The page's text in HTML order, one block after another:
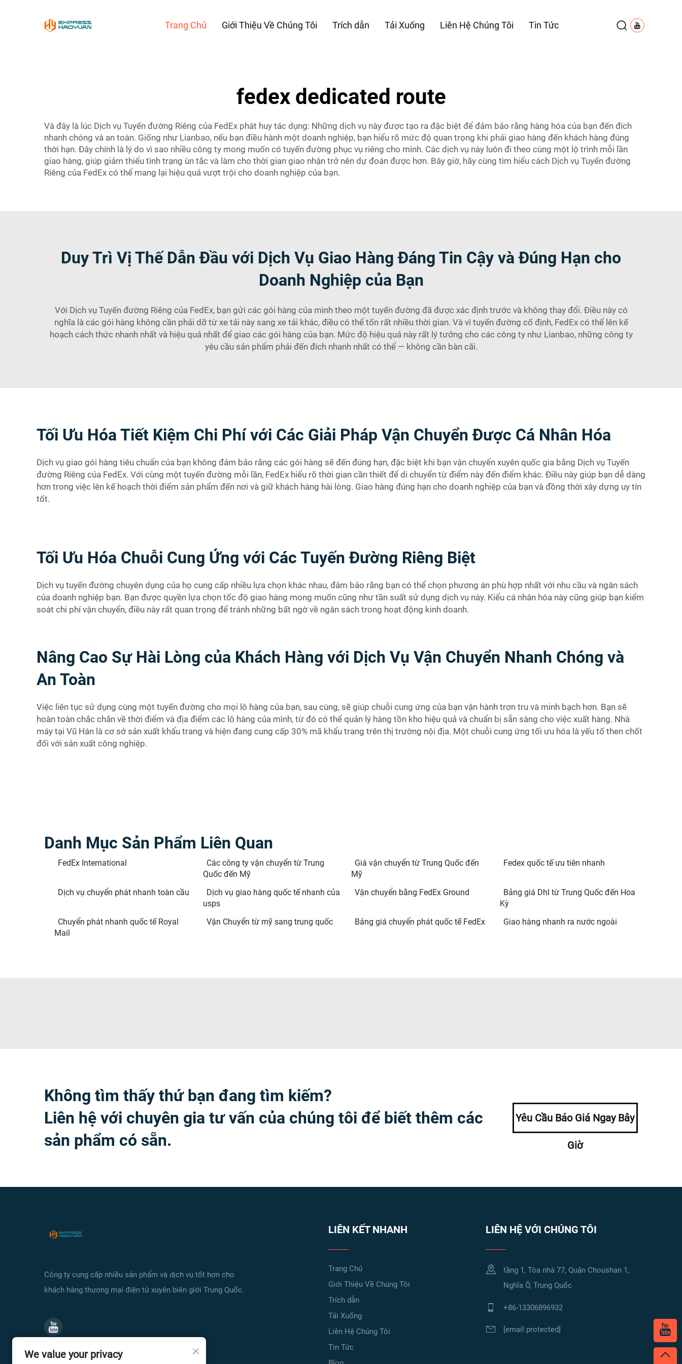
Trang Chủ Giới Thiệu Về Chúng Tôi Trích dẫn Tải Xuống Liên Hệ Chúng Tôi Tin Tức
fedex dedicated route
Và đây là lúc Dịch vụ Tuyến đường Riêng của FedEx phát huy tác dụng: Những dịch vụ này được tạo ra đặc biệt để đảm bảo rằng hàng hóa của bạn đến đích
nhanh chóng và an toàn. Giống như Lianbao, nếu bạn điều hành một doanh nghiệp, bạn hiểu rõ mức độ quan trọng khi phải giao hàng đến khách hàng đúng
thời hạn. Đây chính là lý do vì sao nhiều công ty mong muốn có tuyến đường phục vụ riêng cho mình. Các dịch vụ này luôn đi theo cùng một lộ trình mỗi lần
giao hàng, giúp giảm thiểu tình trạng ùn tắc và làm cho thời gian giao nhận trở nên dự đoán được hơn. Bây giờ, hãy cùng tìm hiểu cách Dịch vụ Tuyến đường
Riêng của FedEx có thể mang lại hiệu quả vượt trội cho doanh nghiệp của bạn.
Duy Trì Vị Thế Dẫn Đầu với Dịch Vụ Giao Hàng Đáng Tin Cậy và Đúng Hạn cho
Doanh Nghiệp của Bạn
Với Dịch vụ Tuyến đường Riêng của FedEx, bạn gửi các gói hàng của mình theo một tuyến đường đã được xác định trước và không thay đổi. Điều này có
nghĩa là các gói hàng không cần phải dỡ từ xe tải này sang xe tải khác, điều có thể tốn rất nhiều thời gian. Và vì tuyến đường cố định, FedEx có thể lên kế
hoạch cách thức nhanh nhất và hiệu quả nhất để giao các gói hàng của bạn. Mức độ hiệu quả này rất lý tưởng cho các công ty như Lianbao, những công ty
yêu cầu sản phẩm phải đến đích nhanh nhất có thể — không cần bàn cãi.
Tối Ưu Hóa Tiết Kiệm Chi Phí với Các Giải Pháp Vận Chuyển Được Cá Nhân Hóa
Dịch vụ giao gói hàng tiêu chuẩn của bạn không đảm bảo rằng các gói hàng sẽ đến đúng hạn, đặc biệt khi bạn vận chuyển xuyên quốc gia bằng Dịch vụ Tuyến
đường Riêng của FedEx. Với cùng một tuyến đường mỗi lần, FedEx hiểu rõ thời gian cần thiết để di chuyển từ điểm này đến điểm khác. Điều này giúp bạn dễ dàng
hơn trong việc lên kế hoạch thời điểm sản phẩm đến nơi và giữ khách hàng hài lòng. Giao hàng đúng hạn cho doanh nghiệp của bạn và đồng thời xây dựng uy tín
tốt.
Tối Ưu Hóa Chuỗi Cung Ứng với Các Tuyến Đường Riêng Biệt
Dịch vụ tuyến đường chuyên dụng của họ cung cấp nhiều lựa chọn khác nhau, đảm bảo rằng bạn có thể chọn phương án phù hợp nhất với nhu cầu và ngân sách
của doanh nghiệp bạn. Bạn được quyền lựa chọn tốc độ giao hàng mong muốn cũng như tần suất sử dụng dịch vụ này. Kiểu cá nhân hóa này cũng giúp bạn kiểm
soát chi phí vận chuyển, điều này rất quan trọng để tránh những bất ngờ về ngân sách trong hoạt động kinh doanh.
Nâng Cao Sự Hài Lòng của Khách Hàng với Dịch Vụ Vận Chuyển Nhanh Chóng và
An Toàn
Việc liên tục sử dụng cùng một tuyến đường cho mọi lô hàng của bạn, sau cùng, sẽ giúp chuỗi cung ứng của bạn vận hành trơn tru và minh bạch hơn. Bạn sẽ
hoàn toàn chắc chắn về thời điểm và địa điểm các lô hàng của mình, từ đó có thể quản lý hàng tồn kho hiệu quả và chuẩn bị sẵn sàng cho việc xuất hàng. Nhà
máy tại Vũ Hán là cơ sở sản xuất khẩu trang và hiện đang cung cấp 30% mã khẩu trang trên thị trường nội địa. Một chuỗi cung ứng tối ưu hóa là yếu tố then chốt
đối với sản xuất công nghiệp.
Danh Mục Sản Phẩm Liên Quan
FedEx International
Các công ty vận chuyển từ Trung
Quốc đến Mỹ
Giá vận chuyển từ Trung Quốc đến
Mỹ
Fedex quốc tế ưu tiên nhanh
Dịch vụ chuyển phát nhanh toàn cầu
Dịch vụ giao hàng quốc tế nhanh của
usps
Vận chuyển bằng FedEx Ground
Bảng giá Dhl từ Trung Quốc đến Hoa
Kỳ
Chuyển phát nhanh quốc tế Royal
Mail
Vận Chuyển từ mỹ sang trung quốc Bảng giá chuyển phát quốc tế FedEx Giao hàng nhanh ra nước ngoài
Không tìm thấy thứ bạn đang tìm kiếm?
Liên hệ với chuyên gia tư vấn của chúng tôi để biết thêm các
sản phẩm có sẵn.
Yêu Cầu Báo Giá Ngay Bây
Giờ
Công ty cung cấp nhiều sản phẩm và dịch vụ tốt hơn cho
khách hàng thương mại điện tử xuyên biên giới Trung Quốc.
LIÊN KẾT NHANH
Trang Chủ
Giới Thiệu Về Chúng Tôi
Trích dẫn
Tải Xuống
Liên Hệ Chúng Tôi
Tin Tức
LIÊN HỆ VỚI CHÚNG TÔI
tầng 1, Tòa nhà 77, Quận Choushan 1,
Nghĩa Ô, Trung Quốc
+86-13306896932
[email protected]
We value your privacy